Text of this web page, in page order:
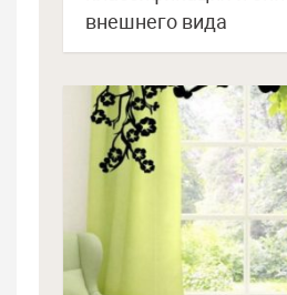
внешнего вида